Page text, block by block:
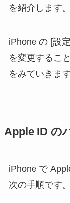
を紹介します。
iPhone の [設
を変更するこ
をみていきます
Apple ID の
iPhone で
次の手順です。